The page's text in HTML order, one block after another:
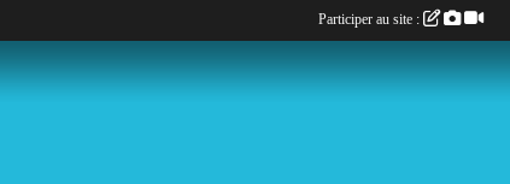
Participer au site :